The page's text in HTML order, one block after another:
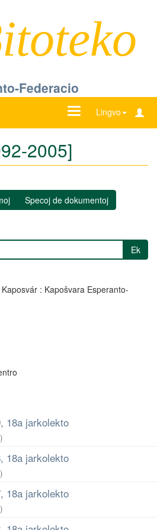
Federacio
Lingvo
Ŝanĝu
2005]
Specoj de dokumentoj
Ek
: Kapoŝvara Esperanto-
18a jarkolekto
)
18a jarkolekto
)
18a jarkolekto
)